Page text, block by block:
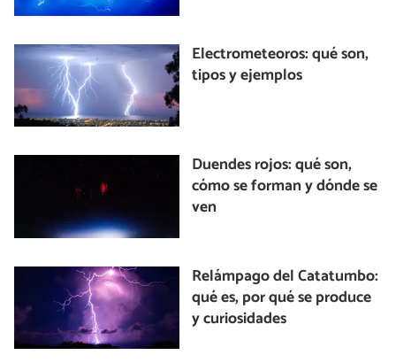
Electrometeoros: qué son,
tipos y ejemplos
Duendes rojos: qué son,
cómo se forman y dónde se
ven
Relámpago del Catatumbo:
qué es, por qué se produce
y curiosidades